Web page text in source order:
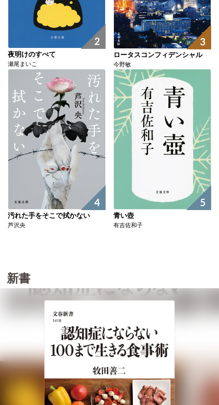
2
夜明けのすべて
瀬尾まいこ
3
ロータスコンフィデンシャル
今野敏
4
汚れた手をそこで拭かない
芦沢央
5
青い壺
有吉佐和子
新書